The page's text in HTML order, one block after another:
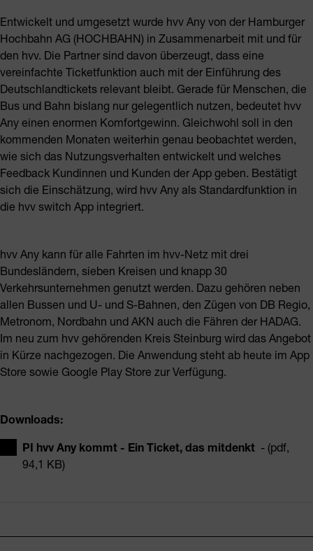
Entwickelt und umgesetzt wurde hvv Any von der Hamburger
Hochbahn AG (HOCHBAHN) in Zusammenarbeit mit und für
den hvv. Die Partner sind davon überzeugt, dass eine
vereinfachte Ticketfunktion auch mit der Einführung des
Deutschlandtickets relevant bleibt. Gerade für Menschen, die
Bus und Bahn bislang nur gelegentlich nutzen, bedeutet hvv
Any einen enormen Komfortgewinn. Gleichwohl soll in den
kommenden Monaten weiterhin genau beobachtet werden,
wie sich das Nutzungsverhalten entwickelt und welches
Feedback Kundinnen und Kunden der App geben. Bestätigt
sich die Einschätzung, wird hvv Any als Standardfunktion in
die hvv switch App integriert.
hvv Any kann für alle Fahrten im hvv-Netz mit drei
Bundesländern, sieben Kreisen und knapp 30
Verkehrsunternehmen genutzt werden. Dazu gehören neben
allen Bussen und U- und S-Bahnen, den Zügen von DB Regio,
Metronom, Nordbahn und AKN auch die Fähren der HADAG.
Im neu zum hvv gehörenden Kreis Steinburg wird das Angebot
in Kürze nachgezogen. Die Anwendung steht ab heute im App
Store sowie Google Play Store zur Verfügung.
Downloads:
PI hvv Any kommt - Ein Ticket, das mitdenkt - (pdf,
94,1 KB)